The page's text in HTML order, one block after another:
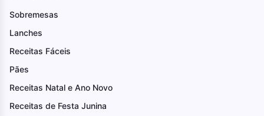
Sobremesas
Lanches
Receitas Fáceis
Pães
Receitas Natal e Ano Novo
Receitas de Festa Junina